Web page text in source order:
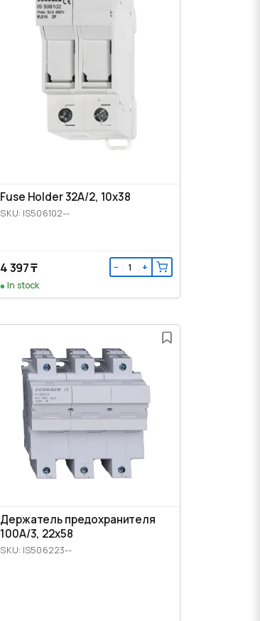
Fuse Holder 32A/2, 10x38
SKU: IS506102--
4 397 ₸ − +
In stock
Держатель предохранителя
100A/3, 22x58
SKU: IS506223--